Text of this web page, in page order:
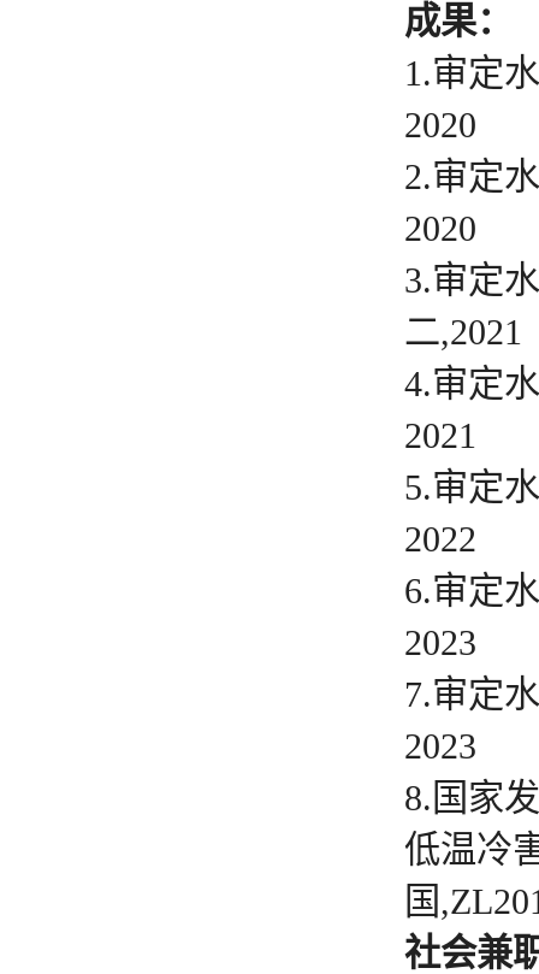
成果：
1.审定
2020
2.审定
2020
3.审定
二,2021
4.审定
2021
5.审定
2022
6.审定
2023
7.审定
2023
8.国家
低温冷
国
社会兼